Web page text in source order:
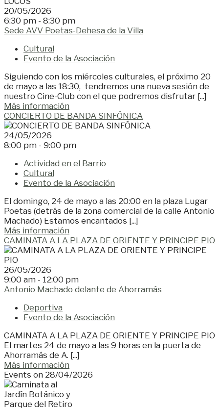
20/05/2026
6:30 pm - 8:30 pm
Sede AVV Poetas-Dehesa de la Villa
Cultural
Evento de la Asociación
Siguiendo con los miércoles culturales, el próximo 20
de mayo a las 18:30, tendremos una nueva sesión de
nuestro Cine-Club con el que podremos disfrutar [...]
Más información
CONCIERTO DE BANDA SINFÓNICA
24/05/2026
8:00 pm - 9:00 pm
Actividad en el Barrio
Cultural
Evento de la Asociación
El domingo, 24 de mayo a las 20:00 en la plaza Lugar
Poetas (detrás de la zona comercial de la calle Antonio
Machado) Estamos encantados [...]
Más información
CAMINATA A LA PLAZA DE ORIENTE Y PRINCIPE PIO
26/05/2026
9:00 am - 12:00 pm
Antonio Machado delante de Ahorramás
Deportiva
Evento de la Asociación
CAMINATA A LA PLAZA DE ORIENTE Y PRINCIPE PIO
El martes 24 de mayo a las 9 horas en la puerta de
Ahorramás de A. [...]
Más información
Events on 28/04/2026